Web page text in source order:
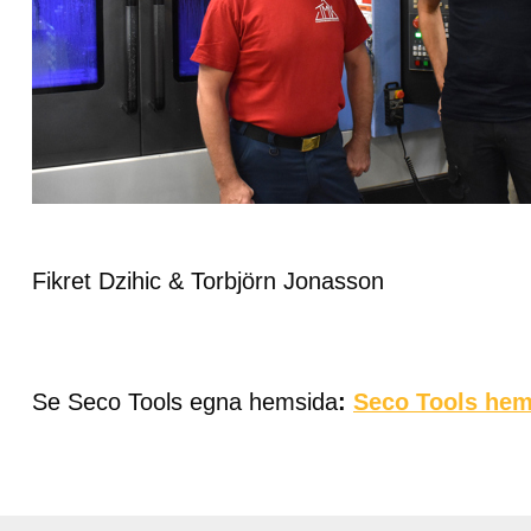
Fikret Dzihic & Torbjörn Jonasson
Se Seco Tools egna hemsida: Seco Tools